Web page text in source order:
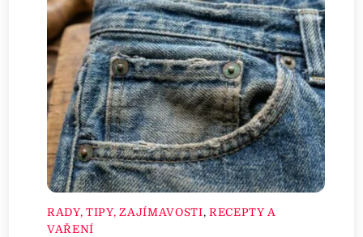
RADY, TIPY, ZAJÍMAVOSTI, RECEPTY A
VAŘENÍ